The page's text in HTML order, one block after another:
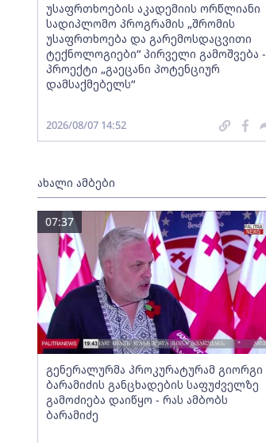
უსაფრთხოების აკადემიის ორწლიანი
სადიპლომო პროგრამის „შრომის
უსაფრთხოება და გარემოსდაცვითი
ტექნოლოგიები“ პირველი გამოშვება -
პროექტი „გაეცანი პოტენციურ
დამსაქმებელს“
2026/08/07 14:52
ახალი ამბები
გენერალურმა პროკურატურამ გიორგი
ბარამიძის განცხადების საფუძველზე
გამოძიება დაიწყო - რას ამბობს
ბარამიძე
07:37